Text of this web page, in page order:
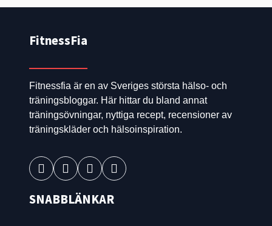
FitnessFia
Fitnessfia är en av Sveriges största hälso- och
träningsbloggar. Här hittar du bland annat
träningsövningar, nyttiga recept, recensioner av
träningskläder och hälsoinspiration.
SNABBLÄNKAR